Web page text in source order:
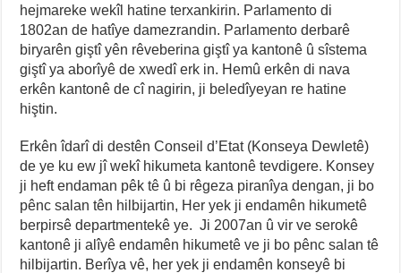
hejmareke wekîl hatine terxankirin. Parlamento di
1802an de hatîye damezrandin. Parlamento derbarê
biryarên giştî yên rêveberina giştî ya kantonê û sîstema
giştî ya aborîyê de xwedî erk in. Hemû erkên di nava
erkên kantonê de cî nagirin, ji beledîyeyan re hatine
hiştin.
Erkên îdarî di destên Conseil d’Etat (Konseya Dewletê)
de ye ku ew jî wekî hikumeta kantonê tevdigere. Konsey
ji heft endaman pêk tê û bi rêgeza piranîya dengan, ji bo
pênc salan tên hilbijartin, Her yek ji endamên hikumetê
berpirsê departmentekê ye. Ji 2007an û vir ve serokê
kantonê ji alîyê endamên hikumetê ve ji bo pênc salan tê
hilbijartin. Berîya vê, her yek ji endamên konseyê bi